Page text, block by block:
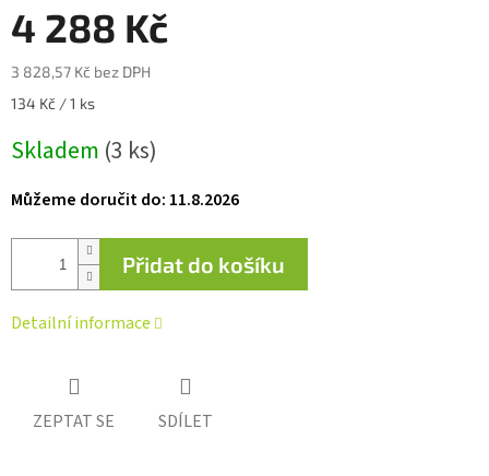
4 288 Kč
3 828,57 Kč bez DPH
Měrná
134 Kč / 1 ks
Skladem (3 ks)
Můžeme doručit do: 11.8.2026
Přidat do košíku
Detailní informace
ZEPTAT SE SDÍLET